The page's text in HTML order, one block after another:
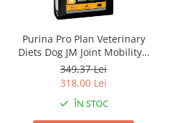
Purina Pro Plan Veterinary
Diets Dog JM Joint Mobility –
12 kg
349,37 Lei
318,00 Lei
ÎN STOC